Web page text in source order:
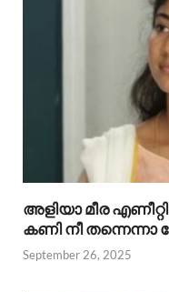
അളിയാ മീര
കണി നീ തന്നെന്നാ
September 26, 2025